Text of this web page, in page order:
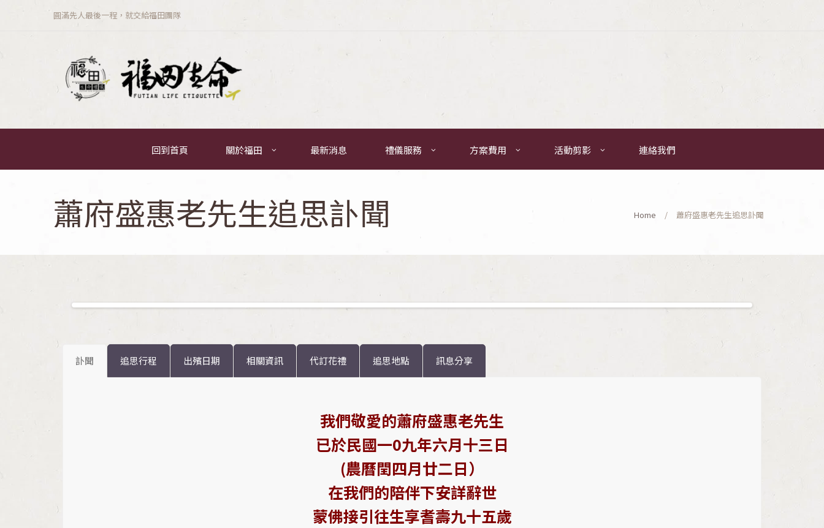
圓滿先人最後一程，就交給福田團隊
回到首頁 關於福田 最新消息 禮儀服務 方案費用 活動剪影 連絡我們
Home 蕭府盛惠老先生追思訃聞
蕭府盛惠老先生追思訃聞
訃聞 追思行程 出殯日期 相關資訊 代訂花禮 追思地點 訊息分享
我們敬愛的蕭府盛惠老先生
已於民國一0九年六月十三日
(農曆閏四月廿二日）
在我們的陪伴下安詳辭世
蒙佛接引往生享耆壽九十五歲